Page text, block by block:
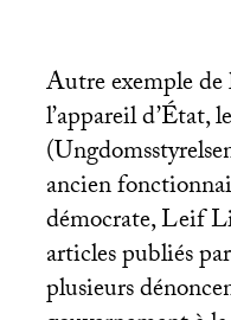
Autre exemple de
l’appareil d’État,
ancien
démocrate, Leif
articles publiés
plusieurs